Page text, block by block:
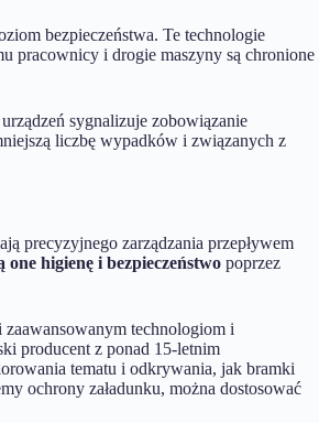
bezpieczeństwa. Te technologie
pracownicy i drogie maszyny są chronione
sygnalizuje zobowiązanie
liczbę wypadków i związanych z
precyzyjnego zarządzania przepływem
one higienę i bezpieczeństwo poprzez
technologiom i
producent z ponad 15-letnim
tematu i odkrywania, jak bramki
ochrony załadunku, można dostosować